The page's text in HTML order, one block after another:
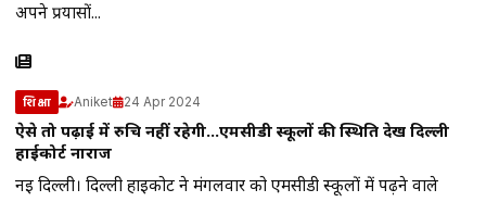
अपने प्रयासों...
शिक्षा Aniket 24 Apr 2024
ऐसे तो पढ़ाई में रुचि नहीं रहेगी…एमसीडी स्कूलों की स्थिति देख दिल्ली
हाईकोर्ट नाराज
नई दिल्ली। दिल्ली हाईकोर्ट ने मंगलवार को एमसीडी स्कूलों में पढ़ने वाले